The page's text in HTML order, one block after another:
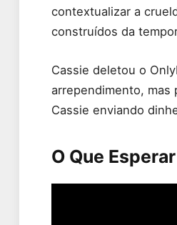
contextualizar a
construídos da
Cassie deletou o
arrependimento, mas
Cassie enviando
O Que